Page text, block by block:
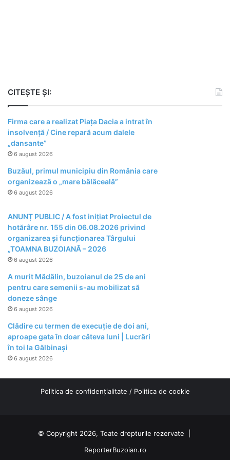
CITEȘTE ȘI:
Firma care a realizat Piața Dacia a intrat în
insolvență / Cine repară acum dalele
„dansante”
6 august 2026
Buzăul, primul municipiu din România care
organizează o „mare bălăceală”
6 august 2026
ANUNȚ PUBLIC / A fost inițiat Proiectul de
hotărâre nr. 155 din 06.08.2026 privind
organizarea şi funcţionarea Târgului
„TOAMNA BUZOIANĂ – 2026
6 august 2026
A murit Mădălin, buzoianul de 25 de ani
pentru care semenii s-au mobilizat să
doneze sânge
6 august 2026
Clădire cu termen de execuție de doi ani,
aproape gata în doar câteva luni | Lucrări
în toi la Gălbinași
6 august 2026
Politica de confidențialitate / Politica de cookie
© Copyright 2026, Toate drepturile rezervate |
ReporterBuzoian.ro